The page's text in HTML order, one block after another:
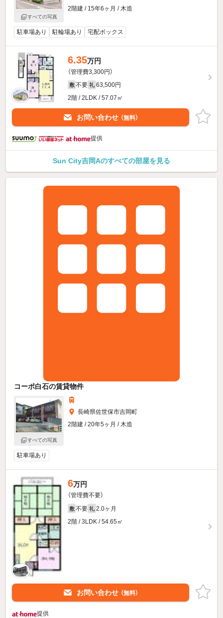
すべての写真
2階建 / 15年6ヶ月 / 木造
駐車場あり 駐輪場あり 宅配ボックス
6.35万円
（管理費3,300円）
敷 不要 礼 63,500円
2階 / 2LDK / 57.07㎡
お問い合わせ （無料）
提供
Sun City吉岡Aのすべての部屋を見る
コーポ白石の賃貸物件
すべての写真
長崎県佐世保市吉岡町
2階建 / 20年5ヶ月 / 木造
駐車場あり
6万円
（管理費不要）
敷 不要 礼 2.0ヶ月
2階 / 3LDK / 54.65㎡
お問い合わせ （無料）
提供